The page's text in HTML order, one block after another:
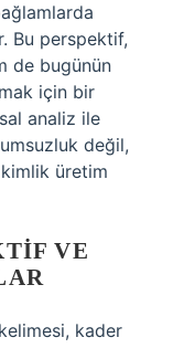
Bu perspektif,
de bugünün
için bir
analiz ile
değil,
üretim
VE
kelimesi, kader